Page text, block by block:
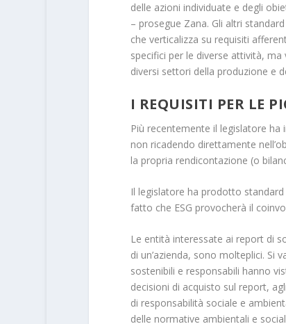
delle azioni individuate e degli
– prosegue Zana. Gli altri
che verticalizza su requisiti
specifici per le diverse attività,
diversi settori della produzione e
I REQUISITI PER LE
Più recentemente il legislatore
non ricadendo direttamente
la propria rendicontazione (o
Il legislatore ha prodotto
fatto che ESG provocherà il
Le entità interessate ai report di
di un’azienda, sono molteplici. Si
sostenibili e responsabili hanno
decisioni di acquisto sul report,
di responsabilità sociale e
delle normative ambientali e